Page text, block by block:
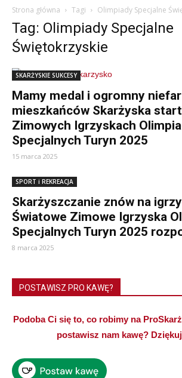
Strona główna Tagi Olimpiady Specjalne
Tag: Olimpiady Specjalne
Świętokrzyskie
SKARŻYSKIE SUKCESY
Mamy medal i ogromny
mieszkańców Skarżyska
Zimowych Igrzyskach
Specjalnych Turyn 2025
15 marca 2025
SPORT i REKREACJA
Skarżyszczanie znów na
Światowe Zimowe Igrzyska
Specjalnych Turyn 2025
8 marca 2025
POSTAWISZ PRO KAWĘ?
Podoba Ci się to, co robimy na
postawisz nam kawę?